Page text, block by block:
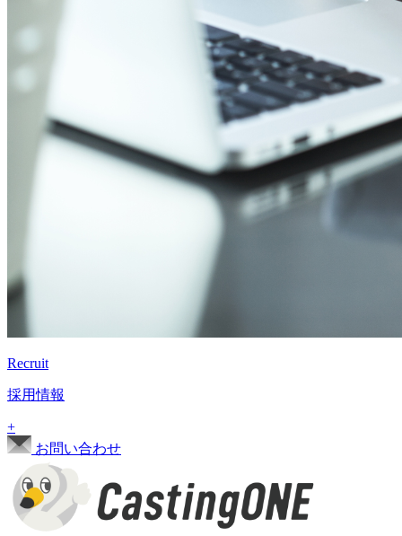
Recruit
採用情報
+
お問い合わせ